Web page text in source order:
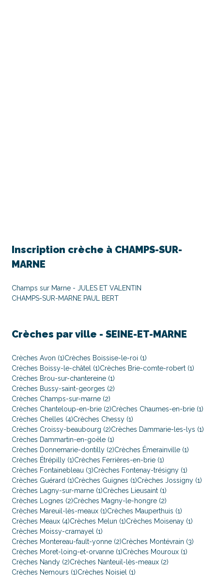
Inscription crèche à CHAMPS-SUR-
MARNE
Champs sur Marne - JULES ET VALENTIN
CHAMPS-SUR-MARNE PAUL BERT
Crèches par ville - SEINE-ET-MARNE
Crèches Avon (1)Crèches Boissise-le-roi (1)
Crèches Boissy-le-châtel (1)Crèches Brie-comte-robert (1)
Crèches Brou-sur-chantereine (1)
Crèches Bussy-saint-georges (2)
Crèches Champs-sur-marne (2)
Crèches Chanteloup-en-brie (2)Crèches Chaumes-en-brie (1)
Crèches Chelles (4)Crèches Chessy (1)
Crèches Croissy-beaubourg (2)Crèches Dammarie-les-lys (1)
Crèches Dammartin-en-goële (1)
Crèches Donnemarie-dontilly (2)Crèches Émerainville (1)
Crèches Étrépilly (1)Crèches Ferrières-en-brie (1)
Crèches Fontainebleau (3)Crèches Fontenay-trésigny (1)
Crèches Guérard (1)Crèches Guignes (1)Crèches Jossigny (1)
Crèches Lagny-sur-marne (1)Crèches Lieusaint (1)
Crèches Lognes (2)Crèches Magny-le-hongre (2)
Crèches Mareuil-lès-meaux (1)Crèches Mauperthuis (1)
Crèches Meaux (4)Crèches Melun (1)Crèches Moisenay (1)
Crèches Moissy-cramayel (1)
Crèches Montereau-fault-yonne (2)Crèches Montévrain (3)
Crèches Moret-loing-et-orvanne (1)Crèches Mouroux (1)
Crèches Nandy (2)Crèches Nanteuil-lès-meaux (2)
Crèches Nemours (1)Crèches Noisiel (1)